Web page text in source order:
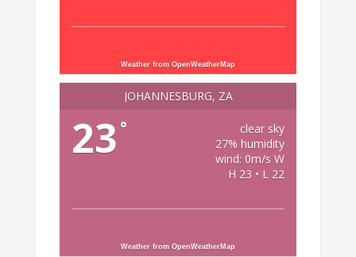
Weather from OpenWeatherMap
JOHANNESBURG, ZA
23 °
clear sky
27% humidity
wind: 0m/s W
H 23 • L 22
Weather from OpenWeatherMap